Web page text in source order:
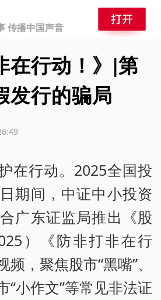
传播中国声音
在行动！》|第
发行的骗局
在行动。2025全国投
期间，中证中小投资
广东证监局推出《股
）《防非打非在行
，聚焦股市“黑嘴”、
“小作文”等常见非法证